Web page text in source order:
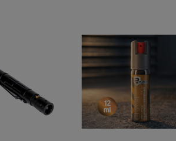
Cookie-Informationenanzeigen
Cookies (3)
Cookies
Cookie-Informationen anzeigen